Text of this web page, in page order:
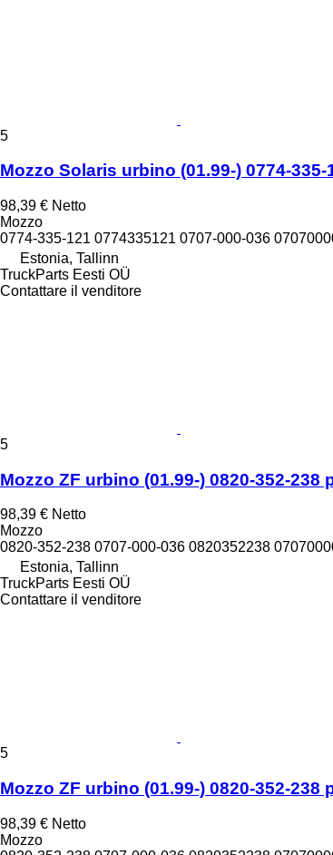
5
Mozzo Solaris urbino (01.99-) 0774-
98,39 € Netto
Mozzo
0774-335-121 0774335121 0707-000-036
Estonia, Tallinn
TruckParts Eesti OÜ
Contattare il venditore
5
Mozzo ZF urbino (01.99-) 0820-352-
98,39 € Netto
Mozzo
0820-352-238 0707-000-036 0820352238
Estonia, Tallinn
TruckParts Eesti OÜ
Contattare il venditore
5
Mozzo ZF urbino (01.99-) 0820-352-
98,39 € Netto
Mozzo